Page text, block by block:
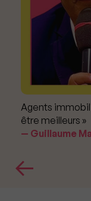
Agents
être meilleurs »
Guillaume